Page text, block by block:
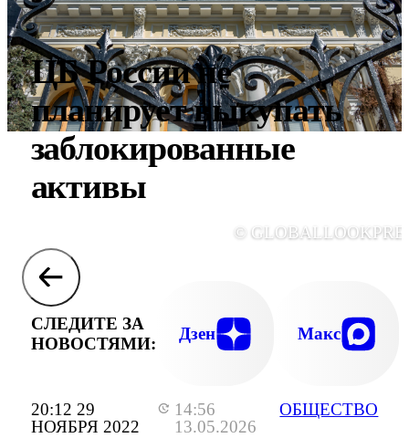
20:12 29
НОЯБРЯ 2022
14:56
13.05.2026
ОБЩЕСТВО
ЦБ России не
планирует выкупать
заблокированные
активы
©
СЛЕДИТЕ ЗА
НОВОСТЯМИ:
Дзен Макс